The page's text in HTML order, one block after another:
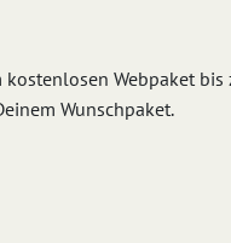
Webpaket bis
Wunschpaket.